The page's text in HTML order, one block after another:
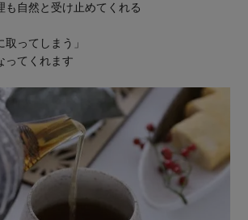
も自然と受け止めてくれる
ってしまう」
てくれます